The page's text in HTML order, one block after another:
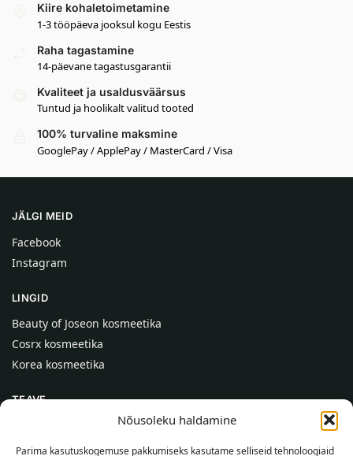
Nõusoleku haldamine
Parima kasutuskogemuse pakkumiseks kasutame selliseid tehnoloogiaid
Kiire kohaletoimetamine
1-3 tööpäeva jooksul kogu Eestis
Raha tagastamine
14-päevane tagastusgarantii
Kvaliteet ja usaldusväärsus
Tuntud ja hoolikalt valitud tooted
100% turvaline maksmine
GooglePay / ApplePay / MasterCard / Visa
JÄLGI MEID
Facebook
Instagram
LINGID
Beauty of Joseon kosmeetika
Cosrx kosmeetika
Korea kosmeetika
TEAVE
Kontaktid